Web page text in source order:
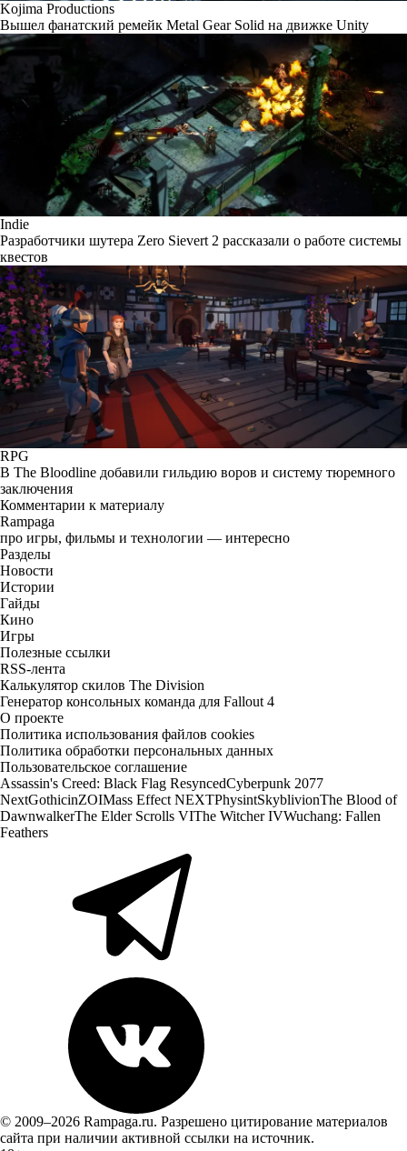
Kojima Productions
Вышел фанатский ремейк Metal Gear Solid на движке Unity
Indie
Разработчики шутера Zero Sievert 2 рассказали о работе системы
квестов
RPG
В The Bloodline добавили гильдию воров и систему тюремного
заключения
Комментарии к материалу
Rampaga
про игры, фильмы и технологии — интересно
Разделы
Новости
Истории
Гайды
Кино
Игры
Полезные ссылки
RSS-лента
Калькулятор скилов The Division
Генератор консольных команда для Fallout 4
О проекте
Политика использования файлов cookies
Политика обработки персональных данных
Пользовательское соглашение
Assassin's Creed: Black Flag ResyncedCyberpunk 2077
NextGothicinZOIMass Effect NEXTPhysintSkyblivionThe Blood of
DawnwalkerThe Elder Scrolls VIThe Witcher IVWuchang: Fallen
Feathers
© 2009–2026 Rampaga.ru. Разрешено цитирование материалов
сайта при наличии активной ссылки на источник.